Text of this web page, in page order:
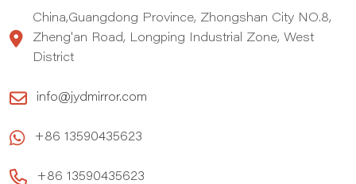
China,Guangdong Province, Zhongshan City NO.8,
Zheng'an Road, Longping Industrial Zone, West
District
info@jydmirror.com
+86 13590435623
+86 13590435623